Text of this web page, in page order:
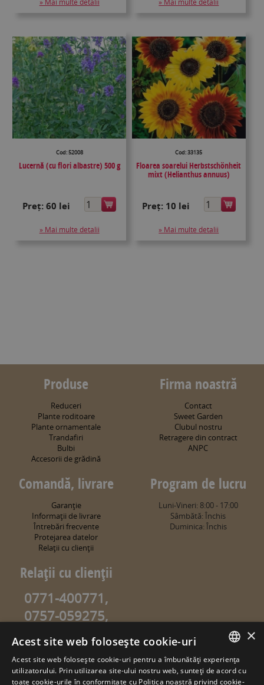
Cod: 52008
Lucernă (cu flori albastre) 500 g
Preț:60 lei
» Mai multe detalii
Cod: 33135
Floarea soarelui Herbstschönheit
mixt (Helianthus annuus)
Preț: 10 lei
» Mai multe detalii
Produse
Reduceri
Plante roditoare
Plante ornamentale
Trandafiri
Bulbi
Accesorii de grădină
Firma noastră
Contact
Sweet Garden
Clubul nostru
Retragere din contract
ANPC
Comandă, livrare
Garanţie
Informaţii de livrare
Întrebări frecvente
Protejarea datelor
Relaţii cu clienţii
Program de lucru
Luni-Vineri: 8:00 - 17:00
Sâmbătă: Închis
Duminica: Închis
Relaţii cu clienţii
0771-400771,
0757-059275,
0757-059274
info@sweetgarden.ro
© copyright 2026. sweetgarden.ro
ROMANIAN
×
Acest site web folosește cookie-uri
Acest site web folosește cookie-uri pentru a îmbunătăți experiența
utilizatorului. Prin utilizarea site-ului nostru web, sunteți de acord cu
toate cookie-urile în conformitate cu Politica noastră privind cookie-